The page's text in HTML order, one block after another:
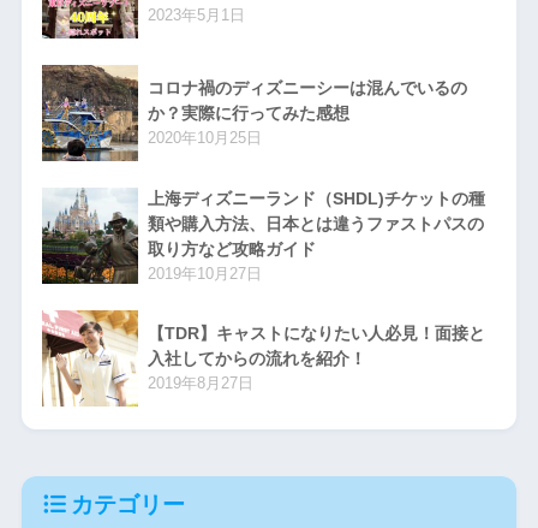
2023年5月1日
コロナ禍のディズニーシーは混んでいるの
か？実際に行ってみた感想
2020年10月25日
上海ディズニーランド（SHDL)チケットの種
類や購入方法、日本とは違うファストパスの
取り方など攻略ガイド
2019年10月27日
【TDR】キャストになりたい人必見！面接と
入社してからの流れを紹介！
2019年8月27日
カテゴリー